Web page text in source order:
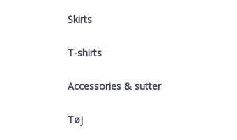
Skirts
T-shirts
Accessories & sutter
Tøj